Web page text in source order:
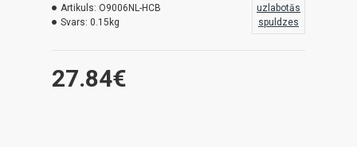
27.84€
Artikuls: O9006NL-HCB
Svars: 0.15kg
uzlabotās
spuldzes